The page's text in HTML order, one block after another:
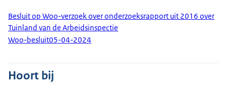
Besluit op Woo-verzoek over onderzoeksrapport uit 2016 over
Tuinland van de Arbeidsinspectie
Woo-besluit05-04-2024
Hoort bij